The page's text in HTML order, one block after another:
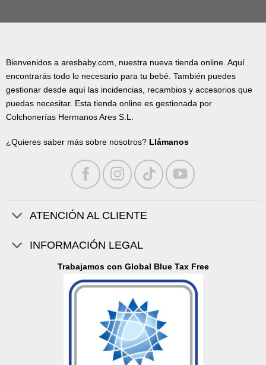
Bienvenidos a aresbaby.com, nuestra nueva tienda online. Aquí
encontrarás todo lo necesario para tu bebé. También puedes
gestionar desde aquí las incidencias, recambios y accesorios que
puedas necesitar. Esta tienda online es gestionada por
Colchonerías Hermanos Ares S.L.
¿Quieres saber más sobre nosotros? Llámanos
ATENCIÓN AL CLIENTE
INFORMACIÓN LEGAL
Trabajamos con Global Blue Tax Free